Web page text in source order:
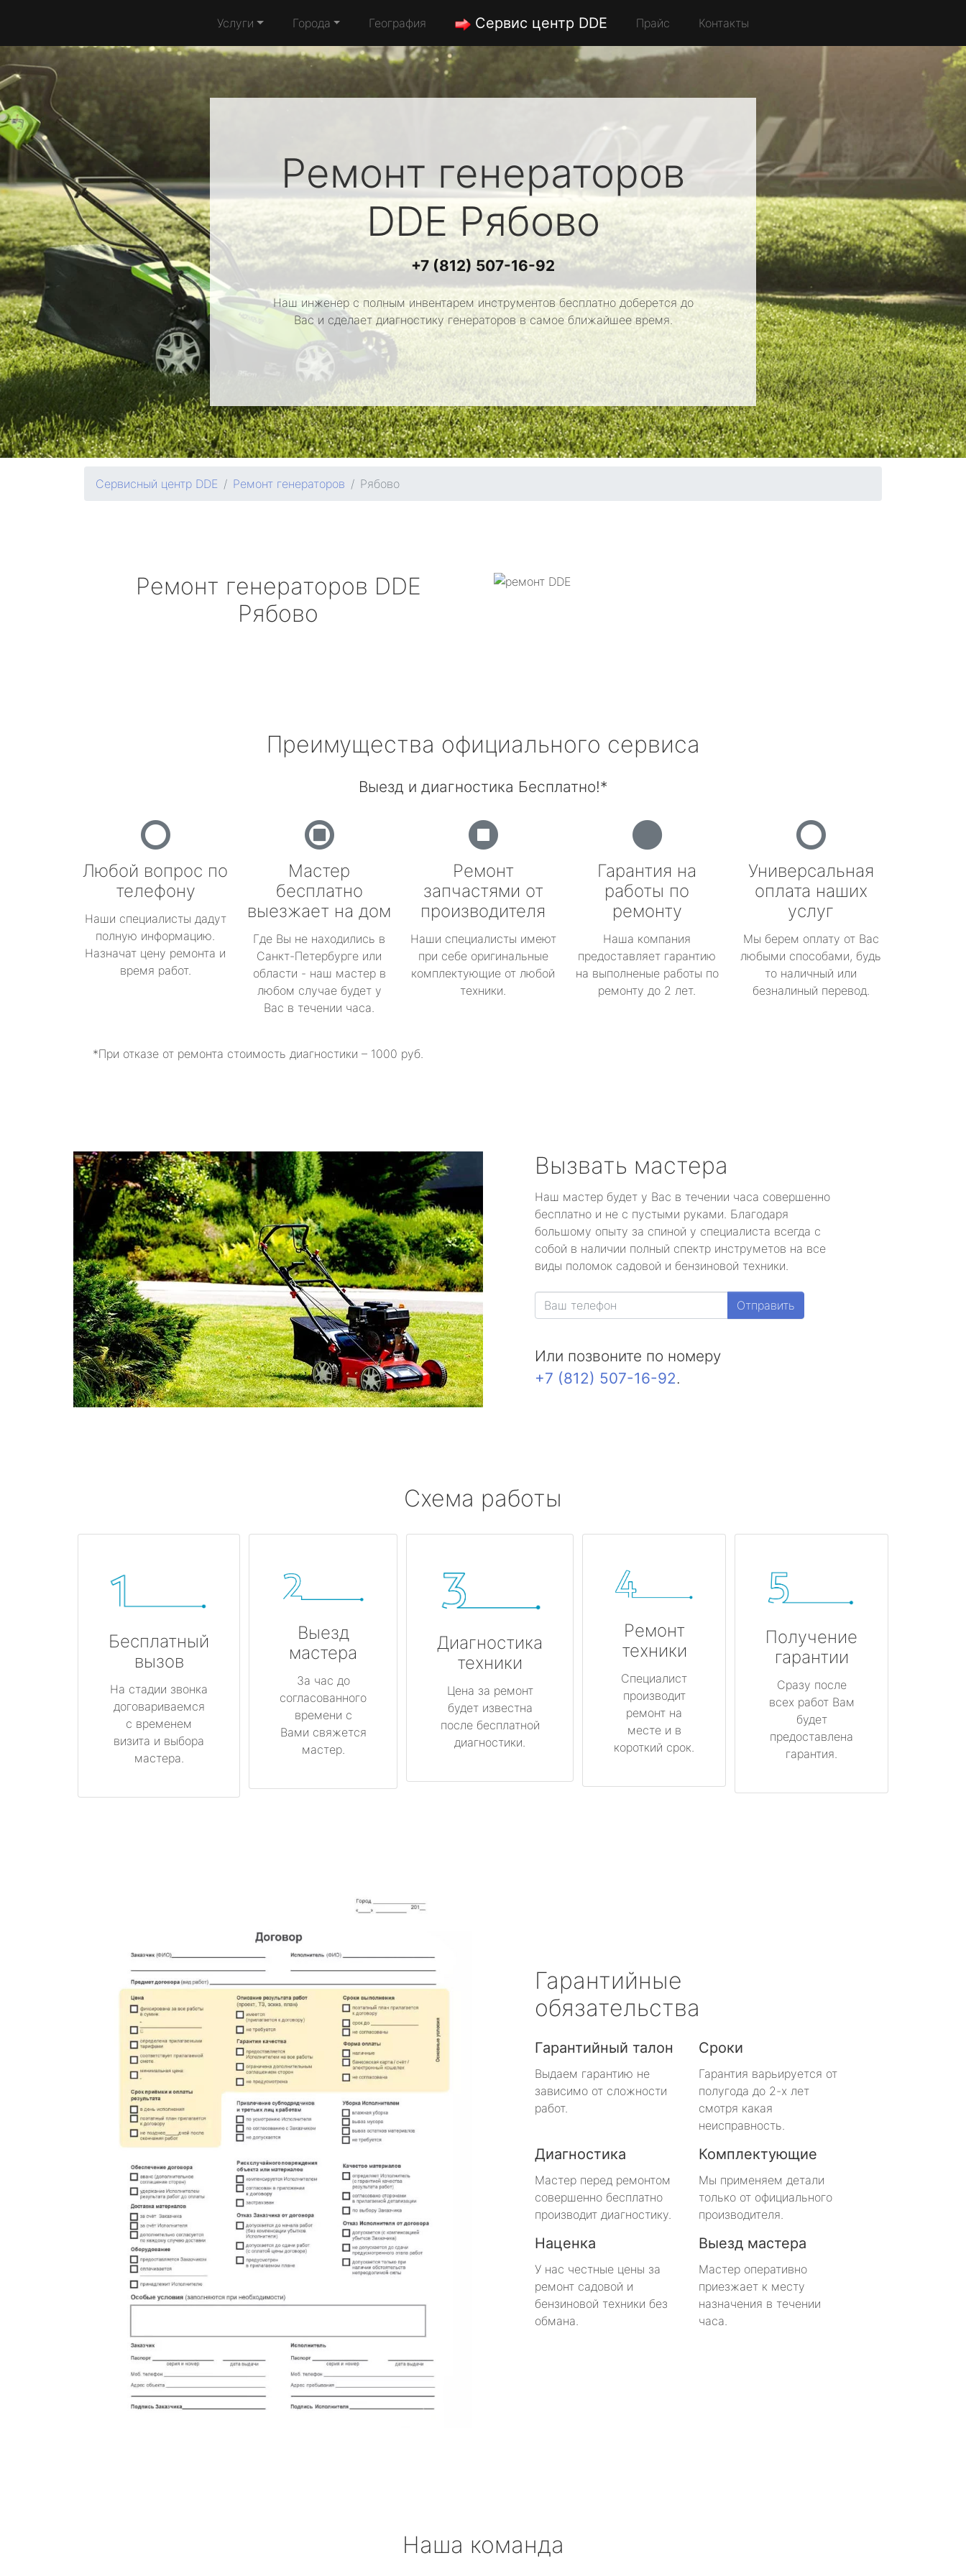
Услуги Города География Сервис центр DDE Прайс Контакты
Ремонт генераторов
DDEРябово
+7 (812) 507-16-92
Наш инженер с полным инвентарем инструментов бесплатно доберется до
Вас и сделает диагностику генераторов в самое ближайшее время.
Сервисный центр DDE Ремонт генераторов Рябово
Ремонт генераторов DDE
Рябово
Преимущества официального сервиса
Выезд и диагностика Бесплатно!*
Любой вопрос по
телефону
Наши специалисты дадут
полную информацию.
Назначат цену ремонта и
время работ.
Мастер
бесплатно
выезжает на дом
Где Вы не находились в
Санкт-Петербурге или
области - наш мастер в
любом случае будет у
Вас в течении часа.
Ремонт
запчастями от
производителя
Наши специалисты имеют
при себе оригинальные
комплектующие от любой
техники.
Гарантия на
работы по
ремонту
Наша компания
предоставляет гарантию
на выполненые работы по
ремонту до 2 лет.
Универсальная
оплата наших
услуг
Мы берем оплату от Вас
любыми способами, будь
то наличный или
безналиный перевод.
*При отказе от ремонта стоимость диагностики – 1000 руб.
Вызвать мастера
Наш мастер будет у Вас в течении часа совершенно
бесплатно и не с пустыми руками. Благодаря
большому опыту за спиной у специалиста всегда с
собой в наличии полный спектр инструметов на все
виды поломок садовой и бензиновой техники.
Отправить
Или позвоните по номеру
+7 (812) 507-16-92.
Схема работы
Бесплатный
вызов
На стадии звонка
договариваемся
с временем
визита и выбора
мастера.
Выезд
мастера
За час до
согласованного
времени с
Вами свяжется
мастер.
Диагностика
техники
Цена за ремонт
будет известна
после бесплатной
диагностики.
Ремонт
техники
Специалист
производит
ремонт на
месте и в
короткий срок.
Получение
гарантии
Сразу после
всех работ Вам
будет
предоставлена
гарантия.
Гарантийные
обязательства
Гарантийный талон
Выдаем гарантию не
зависимо от сложности
работ.
Сроки
Гарантия варьируется от
полугода до 2-х лет
смотря какая
неисправность.
Диагностика
Мастер перед ремонтом
совершенно бесплатно
производит диагностику.
Комплектующие
Мы применяем детали
только от официального
производителя.
Наценка
У нас честные цены за
ремонт садовой и
бензиновой техники без
обмана.
Выезд мастера
Мастер оперативно
приезжает к месту
назначения в течении
часа.
Наша команда